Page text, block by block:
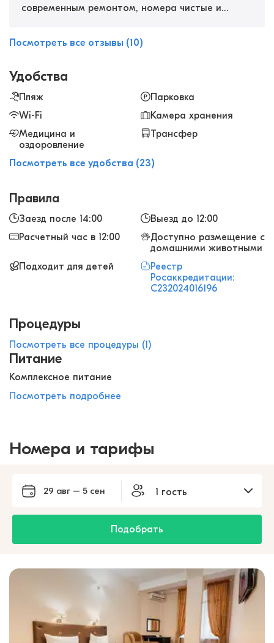
современным ремонтом, номера чистые и
были у соседей в стандартном номере, тоже все
очень мило. Завтраки вкусные, сытные.
погрелись. Ездили на Красную поляну,
сотрудница отеля помогла организовать
трансфер. Брали напрокат велосипеды,
Посмотреть все отзывы (10)
Удобства
Пляж
Парковка
Wi-Fi
Камера хранения
Медицина и
оздоровление
Трансфер
Посмотреть все удобства (23)
Правила
Заезд после 14:00
Выезд до 12:00
Расчетный час в 12:00
Доступно размещение с
домашними животными
Подходит для детей
Реестр
Росаккредитации:
С232024016196
Процедуры
Посмотреть все процедуры (1)
Питание
Комплексное питание
Посмотреть подробнее
Номера и тарифы
29 авг – 5 сен 1 гость
Подобрать